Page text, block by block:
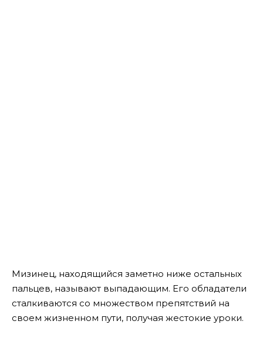
Мизинец, находящийся заметно ниже остальных
пальцев, называют выпадающим. Его обладатели
сталкиваются со множеством препятствий на
своем жизненном пути, получая жестокие уроки.